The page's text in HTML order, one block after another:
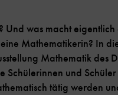
Und was macht eigentlich
Mathematikerin? In
Mathematik des
Schülerinnen und
tätig werden